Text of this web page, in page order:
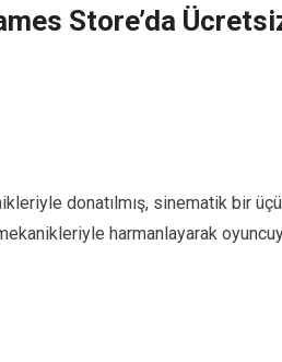
Store’da
donatılmış, sinematik bir
harmanlayarak